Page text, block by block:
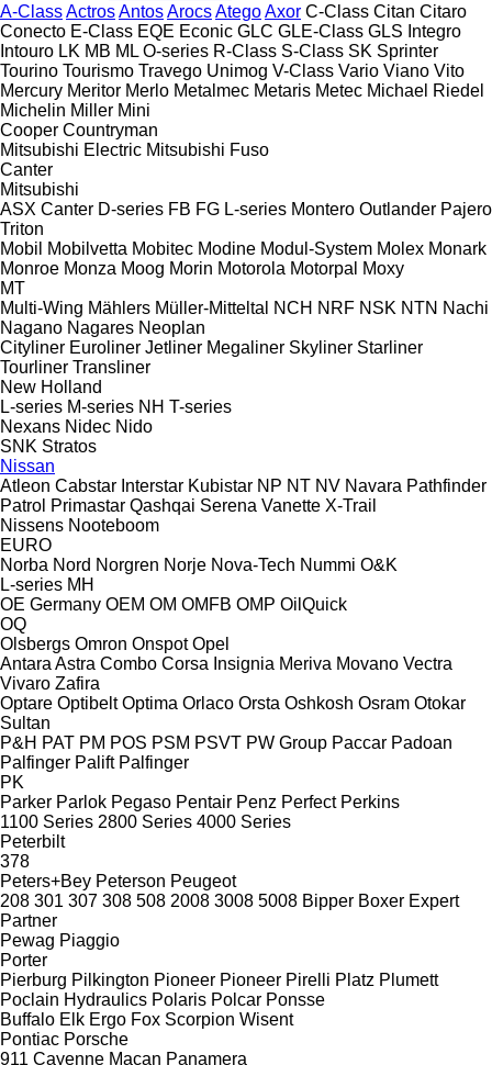
A-ClassActrosAntosArocsAtegoAxor C-Class Citan Citaro
Conecto E-Class EQE Econic GLC GLE-Class GLS Integro
Intouro LK MB ML O-series R-Class S-Class SK Sprinter
Tourino Tourismo Travego Unimog V-Class Vario Viano Vito
Mercury Meritor Merlo Metalmec Metaris Metec Michael Riedel
Michelin Miller Mini
Cooper Countryman
Mitsubishi Electric Mitsubishi Fuso
Canter
Mitsubishi
ASX Canter D-series FB FG L-series Montero Outlander Pajero
Triton
Mobil
Mobilvetta Mobitec Modine Modul-System Molex Monark
Monroe Monza Moog Morin Motorola Motorpal
Moxy
MT
Multi-Wing Mählers Müller-Mitteltal NCH NRF NSK NTN Nachi
Nagano Nagares Neoplan
Cityliner Euroliner Jetliner Megaliner Skyliner Starliner
Tourliner Transliner
New Holland
L-series M-series NH T-series
Nexans Nidec Nido
SNK Stratos
Nissan
Atleon Cabstar Interstar Kubistar NP NT NV Navara Pathfinder
Patrol Primastar Qashqai Serena Vanette X-Trail
Nissens Nooteboom
EURO
Norba Nord Norgren Norje Nova-Tech Nummi O&K
L-series MH
OE Germany OEM OM OMFB OMP OilQuick
OQ
Olsbergs Omron Onspot Opel
Antara Astra Combo Corsa Insignia Meriva Movano Vectra
Vivaro Zafira
Optare Optibelt Optima Orlaco Orsta Oshkosh Osram Otokar
Sultan
P&H PAT PM POS PSM PSVT PW Group Paccar Padoan
Palfinger Palift Palfinger
PK
Parker Parlok Pegaso Pentair Penz Perfect Perkins
1100 Series 2800 Series 4000 Series
Peterbilt
378
Peters+Bey Peterson Peugeot
208 301 307 308 508 2008 3008 5008 Bipper Boxer Expert
Partner
Pewag Piaggio
Porter
Pierburg Pilkington Pioneer Pioneer Pirelli Platz Plumett
Poclain Hydraulics Polaris Polcar Ponsse
Buffalo Elk Ergo Fox Scorpion Wisent
Pontiac Porsche
911 Cayenne Macan Panamera